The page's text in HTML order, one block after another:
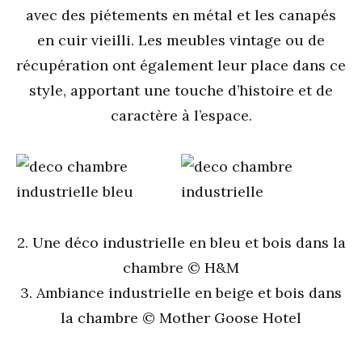
avec des piétements en métal et les canapés
en cuir vieilli. Les meubles vintage ou de
récupération ont également leur place dans ce
style, apportant une touche d’histoire et de
caractère à l’espace.
2. Une déco industrielle en bleu et bois dans la
chambre © H&M
3. Ambiance industrielle en beige et bois dans
la chambre © Mother Goose Hotel